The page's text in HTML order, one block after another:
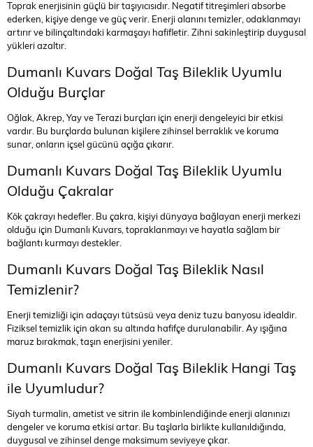
Toprak enerjisinin güçlü bir taşıyıcısıdır. Negatif titreşimleri absorbe
ederken, kişiye denge ve güç verir. Enerji alanını temizler, odaklanmayı
artırır ve bilinçaltındaki karmaşayı hafifletir. Zihni sakinleştirip duygusal
yükleri azaltır.
Dumanlı Kuvars Doğal Taş Bileklik Uyumlu
Olduğu Burçlar
Oğlak, Akrep, Yay ve Terazi burçları için enerji dengeleyici bir etkisi
vardır. Bu burçlarda bulunan kişilere zihinsel berraklık ve koruma
sunar, onların içsel gücünü açığa çıkarır.
Dumanlı Kuvars Doğal Taş Bileklik Uyumlu
Olduğu Çakralar
Kök çakrayı hedefler. Bu çakra, kişiyi dünyaya bağlayan enerji merkezi
olduğu için Dumanlı Kuvars, topraklanmayı ve hayatla sağlam bir
bağlantı kurmayı destekler.
Dumanlı Kuvars Doğal Taş Bileklik Nasıl
Temizlenir?
Enerji temizliği için adaçayı tütsüsü veya deniz tuzu banyosu idealdir.
Fiziksel temizlik için akan su altında hafifçe durulanabilir. Ay ışığına
maruz bırakmak, taşın enerjisini yeniler.
Dumanlı Kuvars Doğal Taş Bileklik Hangi Taş
ile Uyumludur?
Siyah turmalin, ametist ve sitrin ile kombinlendiğinde enerji alanınızı
dengeler ve koruma etkisi artar. Bu taşlarla birlikte kullanıldığında,
duygusal ve zihinsel denge maksimum seviyeye çıkar.